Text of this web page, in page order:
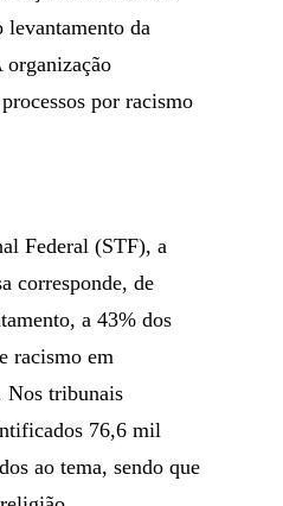
levantamento da
organização
por racismo
Federal (STF), a
corresponde, de
a 43% dos
racismo em
Nos tribunais
76,6 mil
ao tema, sendo que